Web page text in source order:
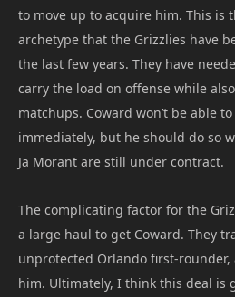
to move up to acquire him. This is
archetype that the Grizzlies have
the last few years. They have
carry the load on offense while
matchups. Coward won’t be able
immediately, but he should do so
Ja Morant are still under contract.
The complicating factor for the
a large haul to get Coward. They
unprotected Orlando first-rounder,
him. Ultimately, I think this deal is